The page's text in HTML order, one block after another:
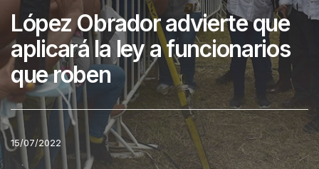
López Obrador advierte que
aplicará la ley a funcionarios
que roben
15/07/2022